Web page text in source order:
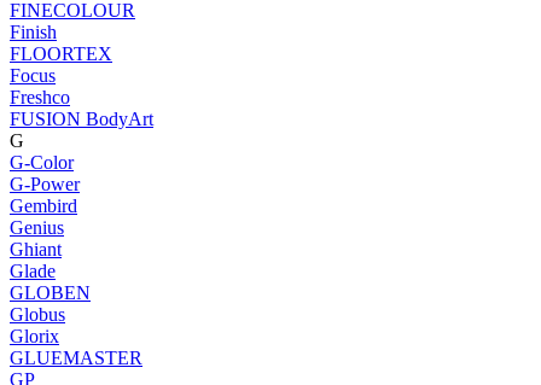
FINECOLOUR
Finish
FLOORTEX
Focus
Freshco
FUSION BodyArt
G
G-Color
G-Power
Gembird
Genius
Ghiant
Glade
GLOBEN
Globus
Glorix
GLUEMASTER
GP